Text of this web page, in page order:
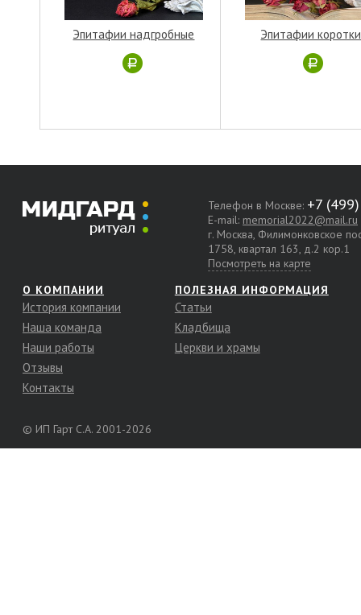
Эпитафии надгробные Эпитафии
Телефон в Москве:
E-mail: memorial2022@mail.ru
г. Москва, Филимонковское
1758, квартал 163, д.2 кор.1
Посмотреть на карте
О КОМПАНИИ
История компании
Наша команда
Наши работы
Отзывы
Контакты
ПОЛЕЗНАЯ ИНФОРМАЦИЯ
Статьи
Кладбища
Церкви и храмы
© ИП Гарт С.А. 2001-2026